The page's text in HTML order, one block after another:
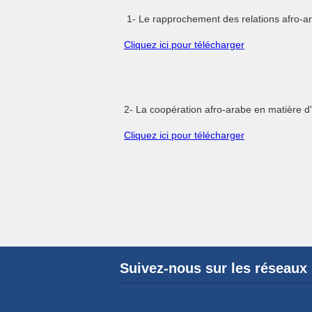
1- Le rapprochement des relations afro-
Cliquez ici pour télécharger
2- La coopération afro-arabe en matière
Cliquez ici pour télécharger
Suivez-nous sur les réseaux